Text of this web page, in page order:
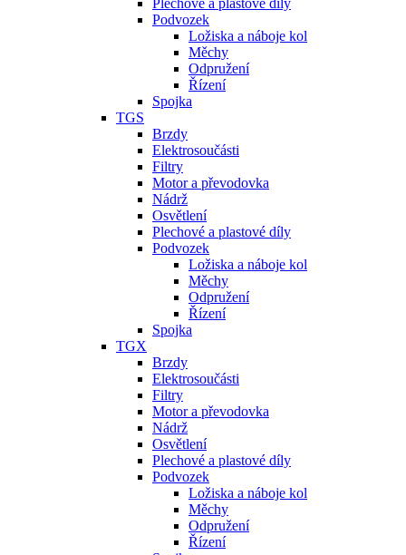
Plechové a plastové díly
Podvozek
Ložiska a náboje kol
Měchy
Odpružení
Řízení
Spojka
TGS
Brzdy
Elektrosoučásti
Filtry
Motor a převodovka
Nádrž
Osvětlení
Plechové a plastové díly
Podvozek
Ložiska a náboje kol
Měchy
Odpružení
Řízení
Spojka
TGX
Brzdy
Elektrosoučásti
Filtry
Motor a převodovka
Nádrž
Osvětlení
Plechové a plastové díly
Podvozek
Ložiska a náboje kol
Měchy
Odpružení
Řízení